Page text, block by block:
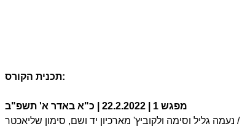
תכנית הקורס:
מפגש 1 | 22.2.2022 |
כ"א באדר א' תשפ"ב
/ נעמה גליל וסימה ולקוביץ' מארכיון יד ושם, סימון שליאכטר